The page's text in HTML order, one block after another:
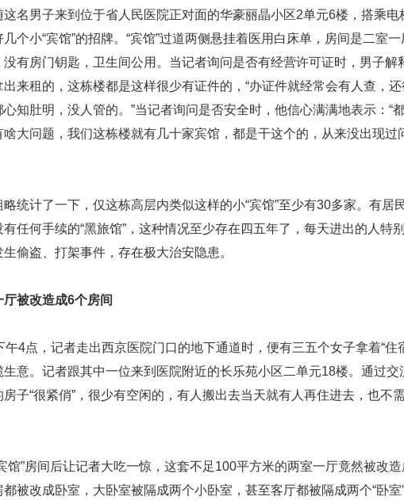
男子来到位于省人民医院正对面的华豪丽晶小区2单元6楼，搭乘电
个小“宾馆”的招牌。“宾馆”过道两侧悬挂着医用白床单，房间是二室一
没有房门钥匙，卫生间公用。当记者询问是否有经营许可证时，男子解
来租的，这栋楼都是这样很少有证件的，“办证件就经常会有人查，
知肚明，没人管的。”当记者询问是否安全时，他信心满满地表示：“
啥大问题，我们这栋楼就有几十家宾馆，都是干这个的，从来没出现过
计了一下，仅这栋高层内类似这样的小“宾馆”至少有30多家。有居
任何手续的“黑旅馆”，这种情况至少存在四五年了，每天进出的人特别
偷盗、打架事件，存在极大治安隐患。
厅被改造成6个房间
点，记者走出西京医院门口的地下通道时，便有三五个女子拿着“住
生意。记者跟其中一位来到医院附近的长乐苑小区二单元18楼。通过交
子“很紧俏”，很少有空闲的，有人搬出去当天就有人再住进去，也不
”房间后让记者大吃一惊，这套不足100平方米的两室一厅竟然被改造
被改成卧室，大卧室被隔成两个小卧室，甚至客厅都被隔成两个“卧室